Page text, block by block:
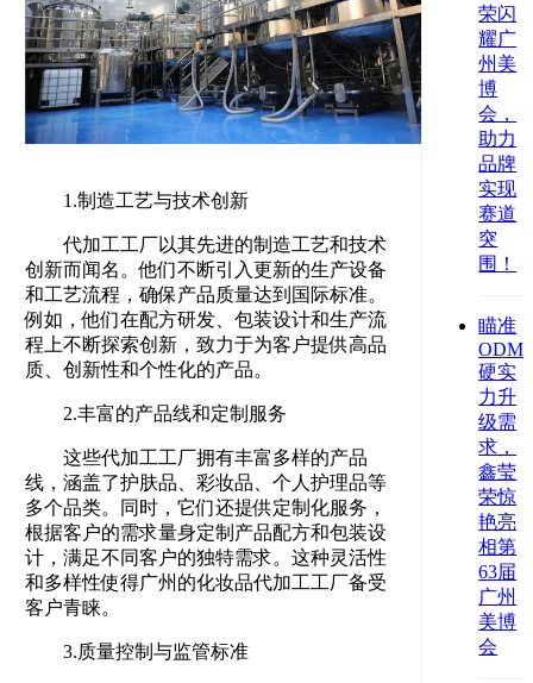
荣闪
耀广
州美
博
会，
助力
品牌
实现
赛道
突
围！
瞄准
ODM/
硬实
力升
级需
求，
鑫莹
荣惊
艳亮
相第
63届
广州
美博
会
1.制造工艺与技术创新
代加工工厂以其先进的制造工艺和技术
创新而闻名。他们不断引入更新的生产设备
和工艺流程，确保产品质量达到国际标准。
例如，他们在配方研发、包装设计和生产流
程上不断探索创新，致力于为客户提供高品
质、创新性和个性化的产品。
2.丰富的产品线和定制服务
这些代加工工厂拥有丰富多样的产品
线，涵盖了护肤品、彩妆品、个人护理品等
多个品类。同时，它们还提供定制化服务，
根据客户的需求量身定制产品配方和包装设
计，满足不同客户的独特需求。这种灵活性
和多样性使得广州的化妆品代加工工厂备受
客户青睐。
3.质量控制与监管标准